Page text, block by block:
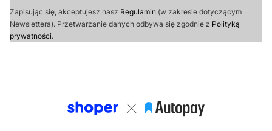
Zapisując się, akceptujesz nasz Regulamin (w zakresie dotyczącym
Newslettera). Przetwarzanie danych odbywa się zgodnie z Polityką
prywatności.